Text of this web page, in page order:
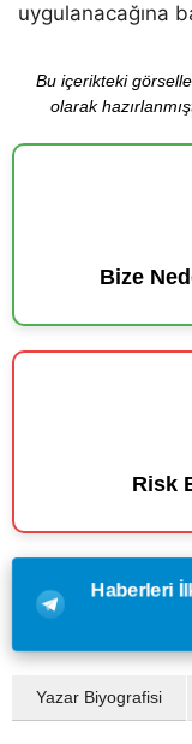
uygulanacağına
Bu içerikteki
olarak
Bize
Risk
Haberleri
Yazar Biyografisi